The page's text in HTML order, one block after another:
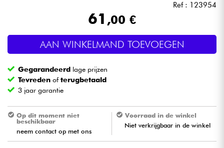
Licht
Blaasinstrument
Viool & Quatuor
Kinderen
Ref : 123954
61 ,00 €
AAN WINKELMAND TOEVOEGEN
Gegarandeerd lage prijzen
Tevreden ofterugbetaald
3 jaar garantie
Op dit moment niet
beschikbaar
neem contact op met ons
Voorraad in de winkel
Niet verkrijgbaar in de winkel